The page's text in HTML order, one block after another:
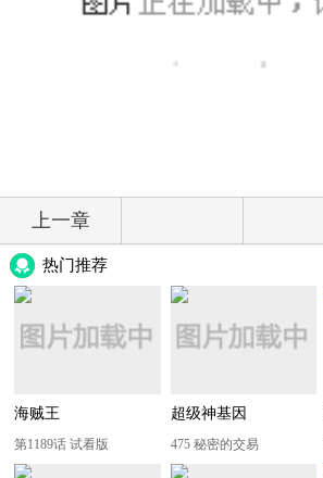
上一章
热门推荐
海贼王
第1189话 试看版
超级神基因
475 秘密的交易